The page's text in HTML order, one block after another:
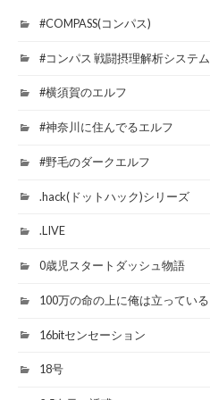
#COMPASS(コンパス)
#コンパス 戦闘摂理解析システム
#横須賀のエルフ
#神奈川に住んでるエルフ
#野毛のダークエルフ
.hack(ドットハック)シリーズ
.LIVE
0歳児スタートダッシュ物語
100万の命の上に俺は立っている
16bitセンセーション
18号